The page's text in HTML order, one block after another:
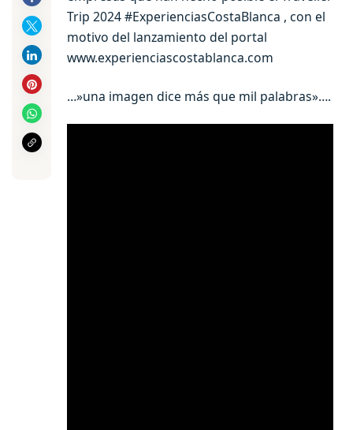
Trip 2024 #ExperienciasCostaBlanca , con el
motivo del lanzamiento del portal
www.experienciascostablanca.com
…»una imagen dice más que mil palabras»….